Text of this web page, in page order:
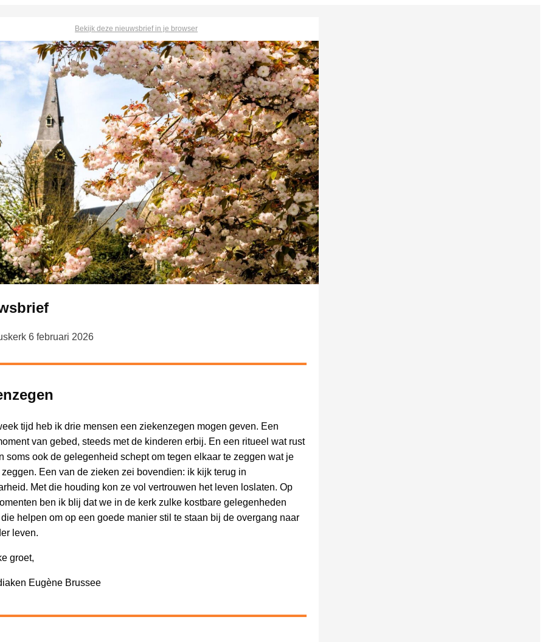
Bekijk deze nieuwsbrief in je browser
6 februari 2026
tijd heb ik drie mensen een ziekenzegen mogen geven. Een
van gebed, steeds met de kinderen erbij. En een ritueel wat rust
soms ook de gelegenheid schept om tegen elkaar te zeggen wat je
Een van de zieken zei bovendien: ik kijk terug in
Met die houding kon ze vol vertrouwen het leven loslaten. Op
ben ik blij dat we in de kerk zulke kostbare gelegenheden
helpen om op een goede manier stil te staan bij de overgang naar
leven.
groet,
Eugène Brussee